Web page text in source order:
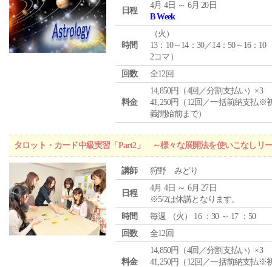
日程
4月 4日 ～ 6月 20日
B Week
時間
（火 ）
13：10～14：30／14：50～16：10
2コマ）
回数
全12回
料金
14,850円（4回／分割支払い）×3
41,250円（12回／一括前納支払※
義開始前まで）
タロット・カード中級実習「Part2」 ～様々な展開法を使いこなしリ
講師 狩野 みどり
日程
4月 4日 ～ 6月 27日
※5/2は休講となります。
時間
毎週 （火 ） 16 ：30 ～ 17 ：50
回数
全12回
料金
14,850円（4回／分割支払い）×3
41,250円（12回／一括前納支払※